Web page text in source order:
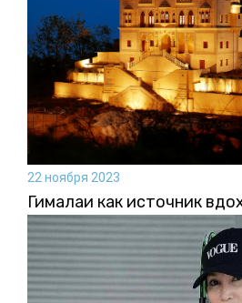
22 ноября 2023
Гималаи как источник